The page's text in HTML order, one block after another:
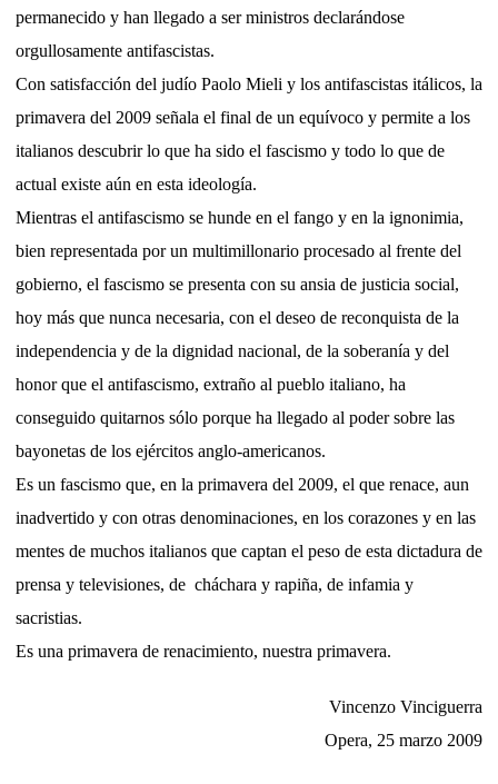
permanecido y han llegado a ser ministros declarándose
orgullosamente antifascistas.
Con satisfacción del judío Paolo Mieli y los antifascistas itálicos, la
primavera del 2009 señala el final de un equívoco y permite a los
italianos descubrir lo que ha sido el fascismo y todo lo que de
actual existe aún en esta ideología.
Mientras el antifascismo se hunde en el fango y en la ignonimia,
bien representada por un multimillonario procesado al frente del
gobierno, el fascismo se presenta con su ansia de justicia social,
hoy más que nunca necesaria, con el deseo de reconquista de la
independencia y de la dignidad nacional, de la soberanía y del
honor que el antifascismo, extraño al pueblo italiano, ha
conseguido quitarnos sólo porque ha llegado al poder sobre las
bayonetas de los ejércitos anglo-americanos.
Es un fascismo que, en la primavera del 2009, el que renace, aun
inadvertido y con otras denominaciones, en los corazones y en las
mentes de muchos italianos que captan el peso de esta dictadura de
prensa y televisiones, de cháchara y rapiña, de infamia y
sacristias.
Es una primavera de renacimiento, nuestra primavera.
Vincenzo Vinciguerra
Opera, 25 marzo 2009